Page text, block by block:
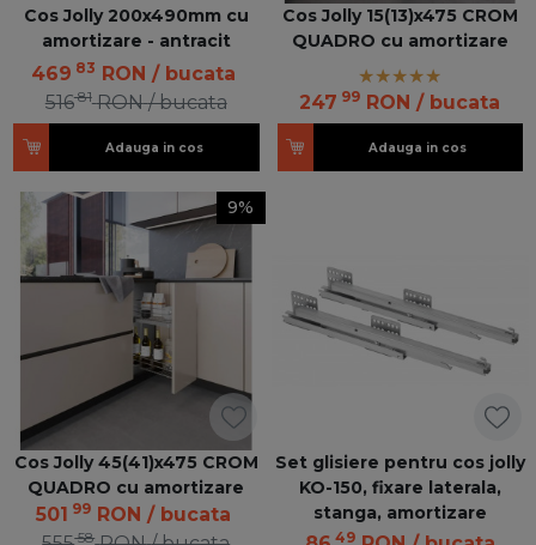
Cos Jolly 200x490mm cu
amortizare - antracit
469 83 RON / bucata
51681 RON / bucata
Adauga in cos
Cos Jolly 15(13)x475 CROM
QUADRO cu amortizare
247 99 RON / bucata
Adauga in cos
9%
Cos Jolly 45(41)x475 CROM
QUADRO cu amortizare
501 99 RON / bucata
58
Set glisiere pentru cos jolly
KO-150, fixare laterala,
stanga, amortizare
49